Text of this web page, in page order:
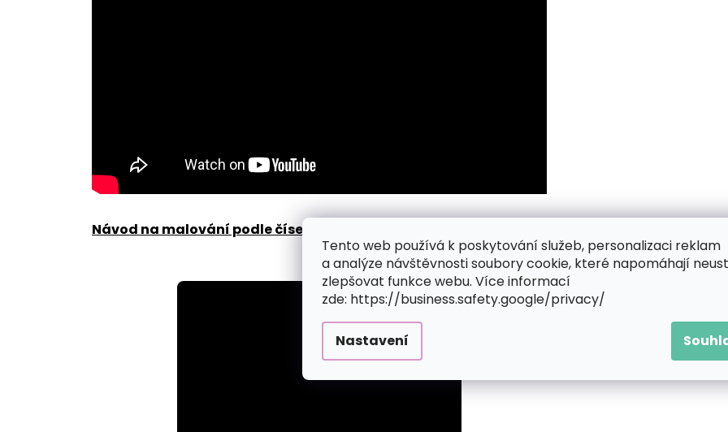
Tento web používá k poskytování služeb, personalizaci reklam
a analýze návštěvnosti soubory cookie, které napomáhají
zlepšovat funkce webu. Více informací
zde: https://business.safety.google/privacy/
Nastavení
Návod na malování podle čísel zde